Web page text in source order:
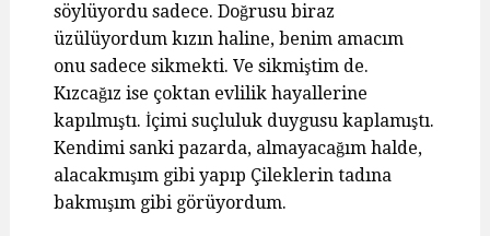
söylüyordu sadece. Doğrusu biraz
üzülüyordum kızın haline, benim amacım
onu sadece sikmekti. Ve sikmiştim de.
Kızcağız ise çoktan evlilik hayallerine
kapılmıştı. İçimi suçluluk duygusu kaplamıştı.
Kendimi sanki pazarda, almayacağım halde,
alacakmışım gibi yapıp Çileklerin tadına
bakmışım gibi görüyordum.